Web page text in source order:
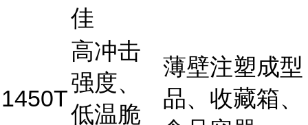
佳
1450T
高冲击
强度、
低温脆
薄壁注塑成型
品、收藏箱、